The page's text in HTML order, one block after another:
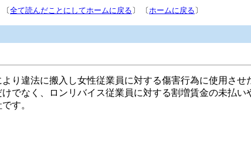
〔全て読んだことにしてホームに戻る 〕 〔ホームに戻る 〕
り違法に搬入し女性従業員に対する傷害行為に使用させ
でなく、ロンリバイス従業員に対する割増賃金の未払
す。